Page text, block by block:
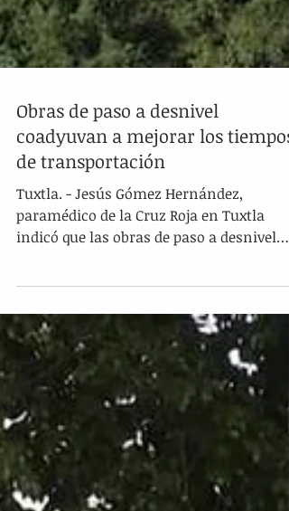
Obras de paso a desnivel
coadyuvan a mejorar los tiempos
de transportación
Tuxtla. - Jesús Gómez Hernández,
paramédico de la Cruz Roja en Tuxtla
indicó que las obras de paso a desnivel